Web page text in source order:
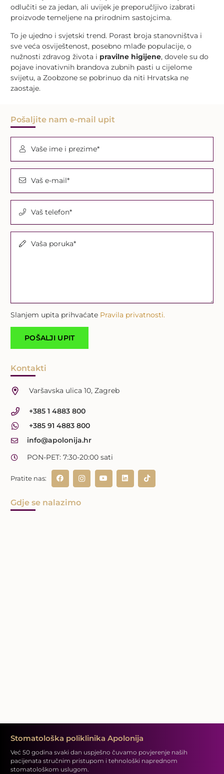
odlučiti se za jedan, ali uvijek je preporučljivo izabrati
proizvode temeljene na prirodnim sastojcima.
To je ujedno i svjetski trend. Porast broja stanovništva i
sve veća osviještenost, posebno mlađe populacije, o
nužnosti zdravog života i pravilne higijene, dovele su do
pojave inovativnih brandova zubnih pasti u cijelome
svijetu, a Zoobzone se pobrinuo da niti Hrvatska ne
zaostaje.
Pošaljite nam e-mail upit
Vaše ime i prezime*
Vaš e-mail*
Vaš telefon*
Vaša poruka*
Slanjem upita prihvaćate Pravila privatnosti.
Kontakti
Varšavska ulica 10, Zagreb
+385 1 4883 800
+385 91 4883 800
info@apolonija.hr
PON-PET: 7:30-20:00 sati
Pratite nas:
Gdje se nalazimo
Stomatološka poliklinika Apolonija
Već 50 godina svaki dan uspješno čuvamo povjerenje naših
pacijenata stručnim pristupom i tehnološki naprednom
stomatološkom uslugom.